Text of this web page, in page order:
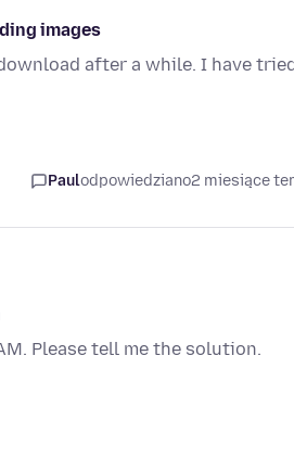
images
after a while. I have
Paulodpowiedziano2 miesiące
Please tell me the solution.